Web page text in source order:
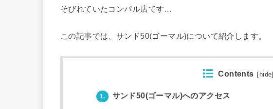
そびれていたコンパル店です…
この記事では、サンド50(ゴーマル)について紹介します。
Contents [ hide]
1. サンド50(ゴーマル)へのアクセス